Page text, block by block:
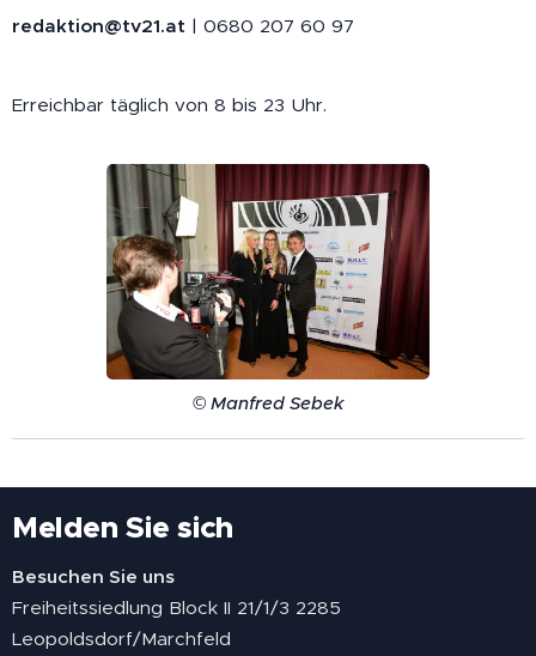
redaktion@tv21.at | 0680 207 60 97
Erreichbar täglich von 8 bis 23 Uhr.
© Manfred Sebek
Melden Sie sich
Besuchen Sie uns
Freiheitssiedlung Block II 21/1/3 2285
Leopoldsdorf/Marchfeld